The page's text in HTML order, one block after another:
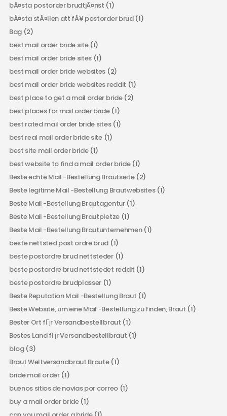
bÃ¤sta postorder brudtjÃ¤nst (1)
bÃ¤sta stÃ¤llen att fÃ¥ postorder brud(1)
Bag(2)
best mail order bride site(1)
best mail order bride sites (1)
best mail order bride websites (2)
best mail order bride websites reddit (1)
best place to get a mail order bride(2)
best places for mail order bride(1)
best rated mail order bride sites(1)
best real mail order bride site(1)
best site mail order bride(1)
best website to find a mail order bride(1)
Beste echte Mail -Bestellung Brautseite(2)
Beste legitime Mail -Bestellung Brautwebsites(1)
Beste Mail -Bestellung Brautagentur(1)
Beste Mail -Bestellung Brautpletze(1)
Beste Mail -Bestellung Brautunternehmen(1)
beste nettsted post ordre brud (1)
beste postordre brud nettsteder(1)
beste postordre brud nettstedet reddit (1)
beste postordre brudplasser (1)
Beste Reputation Mail -Bestellung Braut (1)
Beste Website, um eine Mail -Bestellung zu finden, Braut (1)
Bester Ort fГјr Versandbestellbraut (1)
Bestes Land fГјr Versandbestellbraut (1)
blog(3)
Braut Weltversandbraut Braute(1)
bride mail order(1)
buenos sitios de novias por correo(1)
buy a mail order bride(1)